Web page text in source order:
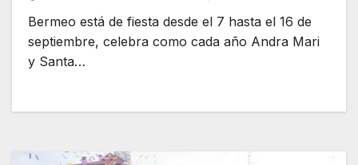
Bermeo está de fiesta desde el 7 hasta el 16 de
septiembre, celebra como cada año Andra Mari
y Santa…